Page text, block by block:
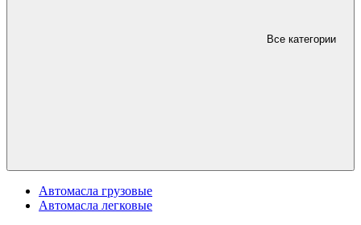
Все категории
Автомасла грузовые
Автомасла легковые